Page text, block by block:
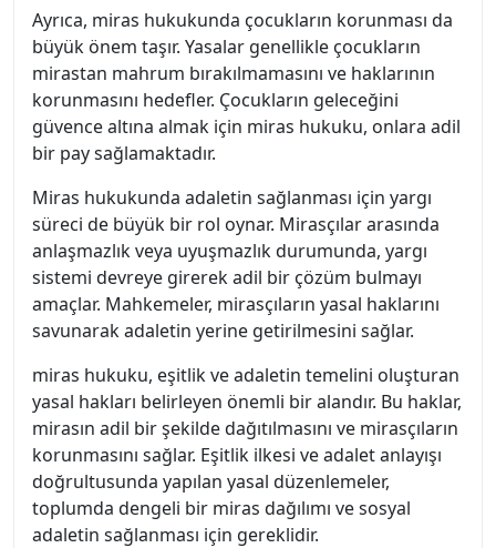
Ayrıca, miras hukukunda çocukların korunması da
büyük önem taşır. Yasalar genellikle çocukların
mirastan mahrum bırakılmamasını ve haklarının
korunmasını hedefler. Çocukların geleceğini
güvence altına almak için miras hukuku, onlara adil
bir pay sağlamaktadır.
Miras hukukunda adaletin sağlanması için yargı
süreci de büyük bir rol oynar. Mirasçılar arasında
anlaşmazlık veya uyuşmazlık durumunda, yargı
sistemi devreye girerek adil bir çözüm bulmayı
amaçlar. Mahkemeler, mirasçıların yasal haklarını
savunarak adaletin yerine getirilmesini sağlar.
miras hukuku, eşitlik ve adaletin temelini oluşturan
yasal hakları belirleyen önemli bir alandır. Bu haklar,
mirasın adil bir şekilde dağıtılmasını ve mirasçıların
korunmasını sağlar. Eşitlik ilkesi ve adalet anlayışı
doğrultusunda yapılan yasal düzenlemeler,
toplumda dengeli bir miras dağılımı ve sosyal
adaletin sağlanması için gereklidir.